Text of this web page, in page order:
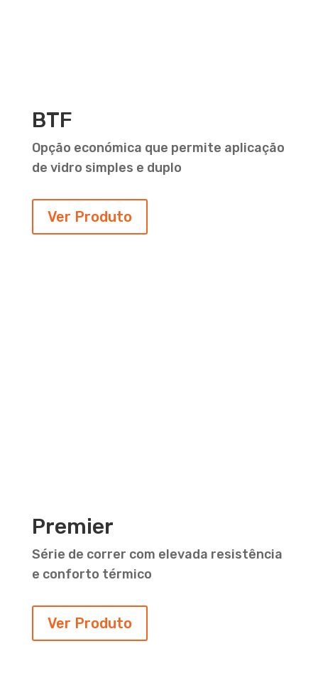
BTF
Opção económica que permite aplicação
de vidro simples e duplo
Ver Produto
Premier
Série de correr com elevada resistência
e conforto térmico
Ver Produto